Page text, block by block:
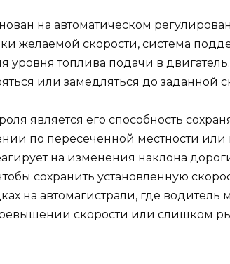
на автоматическом
желаемой скорости, система
уровня топлива подачи в
или замедляться до заданной
является его способность
по пересеченной местности или
на изменения наклона
сохранить установленную
на автомагистрали, где водитель
скорости или слишком